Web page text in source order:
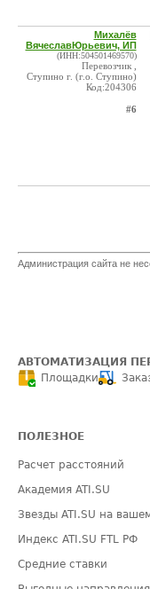
Михалёв
ВячеславЮрьевич, ИП
(ИНН:504501469570)
Перевозчик ,
Ступино г. (г.о. Ступино)
Код:204306
#6
Администрация сайта не
АВТОМАТИЗАЦИЯ
Площадки
ПОЛЕЗНОЕ
Расчет расстояний
Академия ATI.SU
Звезды ATI.SU на
Индекс ATI.SU FTL РФ
Средние ставки